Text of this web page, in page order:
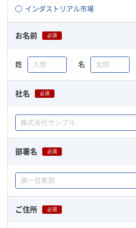
インダストリアル市場
お名前 必須
姓 名
社名 必須
部署名 必須
ご住所 必須